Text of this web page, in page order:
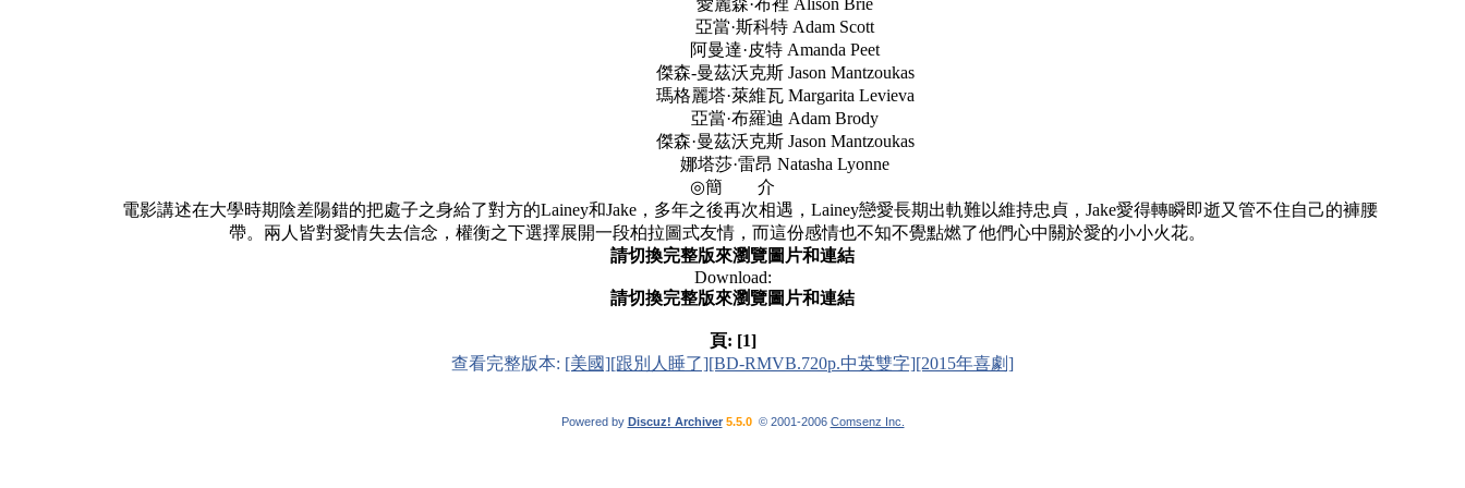
愛麗森·布裡 Alison Brie
亞當·斯科特 Adam Scott
阿曼達·皮特 Amanda Peet
傑森-曼茲沃克斯 Jason Mantzoukas
瑪格麗塔·萊維瓦 Margarita Levieva
亞當·布羅迪 Adam Brody
傑森·曼茲沃克斯 Jason Mantzoukas
娜塔莎·雷昂 Natasha Lyonne
◎簡 介
電影講述在大學時期陰差陽錯的把處子之身給了對方的Lainey和Jake，多年之後再次相遇，Lainey戀愛長期出軌難以維持忠貞，Jake愛得轉瞬即逝又管不住自己的褲腰
帶。兩人皆對愛情失去信念，權衡之下選擇展開一段柏拉圖式友情，而這份感情也不知不覺點燃了他們心中關於愛的小小火花。
請切換完整版來瀏覽圖片和連結
Download:
請切換完整版來瀏覽圖片和連結
頁: [1]
查看完整版本: [美國][跟別人睡了][BD-RMVB.720p.中英雙字][2015年喜劇]
Powered by Discuz! Archiver 5.5.0© 2001-2006 Comsenz Inc.